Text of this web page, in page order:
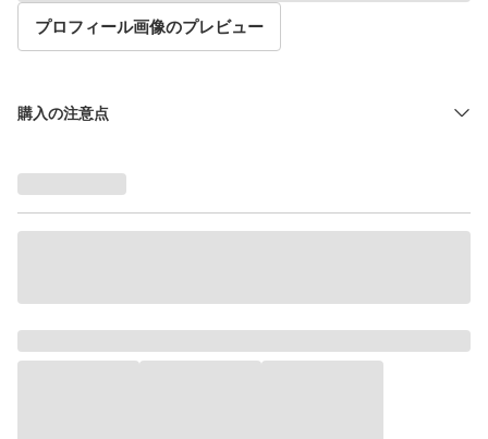
プロフィール画像のプレビュー
購入の注意点